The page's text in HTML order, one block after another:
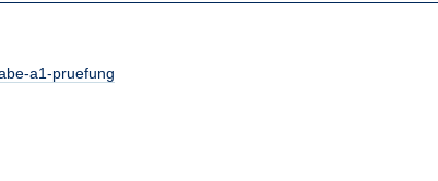
a1-pruefung